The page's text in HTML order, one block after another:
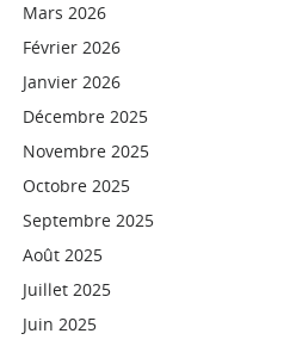
Mars 2026
Février 2026
Janvier 2026
Décembre 2025
Novembre 2025
Octobre 2025
Septembre 2025
Août 2025
Juillet 2025
Juin 2025